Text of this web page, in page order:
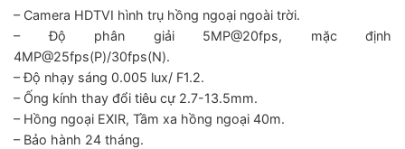
– Camera HDTVI hình trụ hồng ngoại ngoài trời.
– Độ phân giải 5MP@20fps, mặc định
4MP@25fps(P)/30fps(N).
– Độ nhạy sáng 0.005 lux/ F1.2.
– Ống kính thay đổi tiêu cự 2.7-13.5mm.
– Hồng ngoại EXIR, Tầm xa hồng ngoại 40m.
– Bảo hành 24 tháng.